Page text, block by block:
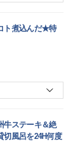
ト煮込んだ★特
牛ステーキ＆絶
風呂を24H何度